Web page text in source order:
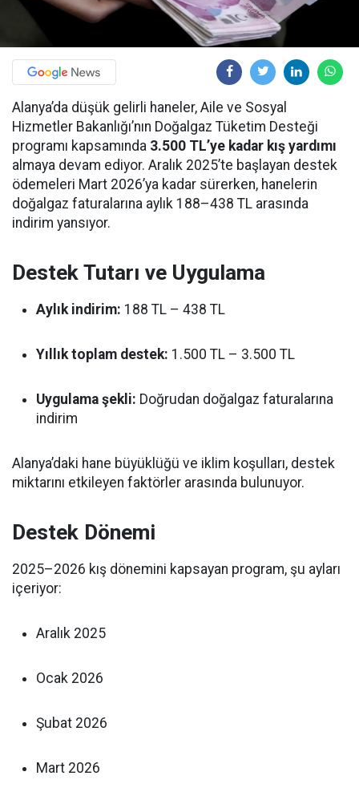
Alanya’da düşük gelirli haneler, Aile ve Sosyal
Hizmetler Bakanlığı’nın Doğalgaz Tüketim Desteği
programı kapsamında 3.500 TL’ye kadar kış yardımı
almaya devam ediyor. Aralık 2025’te başlayan destek
ödemeleri Mart 2026’ya kadar sürerken, hanelerin
doğalgaz faturalarına aylık 188–438 TL arasında
indirim yansıyor.
Destek Tutarı ve Uygulama
Aylık indirim: 188 TL – 438 TL
Yıllık toplam destek: 1.500 TL – 3.500 TL
Uygulama şekli: Doğrudan doğalgaz faturalarına
indirim
Alanya’daki hane büyüklüğü ve iklim koşulları, destek
miktarını etkileyen faktörler arasında bulunuyor.
Destek Dönemi
2025–2026 kış dönemini kapsayan program, şu ayları
içeriyor:
Aralık 2025
Ocak 2026
Şubat 2026
Mart 2026